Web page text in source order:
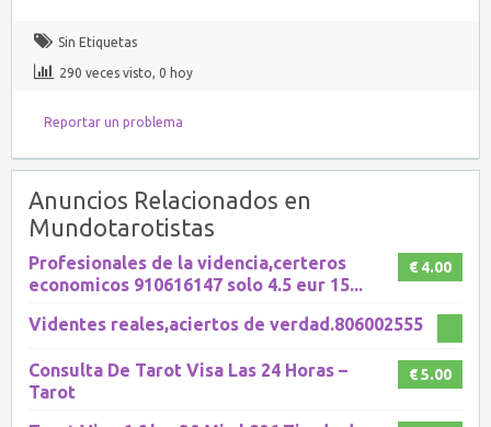
Sin Etiquetas
290 veces visto, 0 hoy
Reportar un problema
Anuncios Relacionados en
Mundotarotistas
€ 4.00
Profesionales de la videncia,certeros
economicos 910616147 solo 4.5 eur 15...
Videntes reales,aciertos de verdad.806002555
€ 5.00
Consulta De Tarot Visa Las 24 Horas –
Tarot